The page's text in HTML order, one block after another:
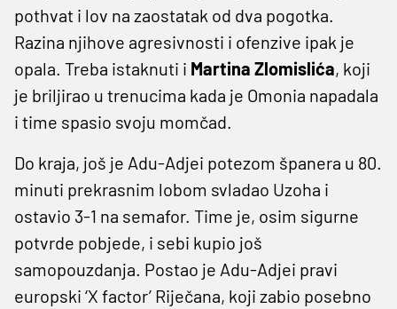
pothvat i lov na zaostatak od dva pogotka.
Razina njihove agresivnosti i ofenzive ipak je
opala. Treba istaknuti i Martina Zlomislića, koji
je briljirao u trenucima kada je Omonia napadala
i time spasio svoju momčad.
Do kraja, još je Adu-Adjei potezom španera u 80.
minuti prekrasnim lobom svladao Uzoha i
ostavio 3-1 na semafor. Time je, osim sigurne
potvrde pobjede, i sebi kupio još
samopouzdanja. Postao je Adu-Adjei pravi
europski ‘X factor’ Riječana, koji zabio posebno